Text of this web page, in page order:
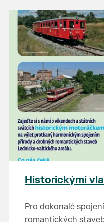
Prodejce prosíme
minut před
prodejních místech
plánujete přijít a
místo, potvrďte
ať víme, s kolika
prodejních míst je
Těšíme se jako vždy!
Historickými
Pro dokonalé
romantických